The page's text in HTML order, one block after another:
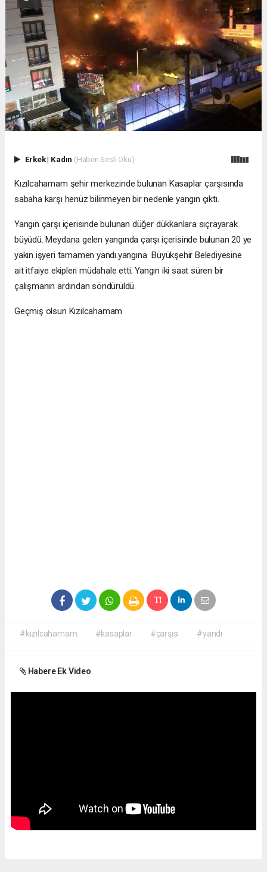
Erkek| Kadın (Haberi Sesli Oku)
Kızılcahamam şehir merkezinde bulunan Kasaplar çarşısında
sabaha karşı henüz bilinmeyen bir nedenle yangın çıktı.
Yangın çarşı içerisinde bulunan düğer dükkanlara sıçrayarak
büyüdü. Meydana gelen yangında çarşı içerisinde bulunan 20 ye
yakın işyeri tamamen yandı.yangına Büyükşehir Belediyesine
ait itfaiye ekipleri müdahale etti. Yangın iki saat süren bir
çalışmanın ardından söndürüldü.
Geçmiş olsun Kızılcahamam
#kızılcahamam #kasaplar #çarşısı #yandı
Habere Ek Video